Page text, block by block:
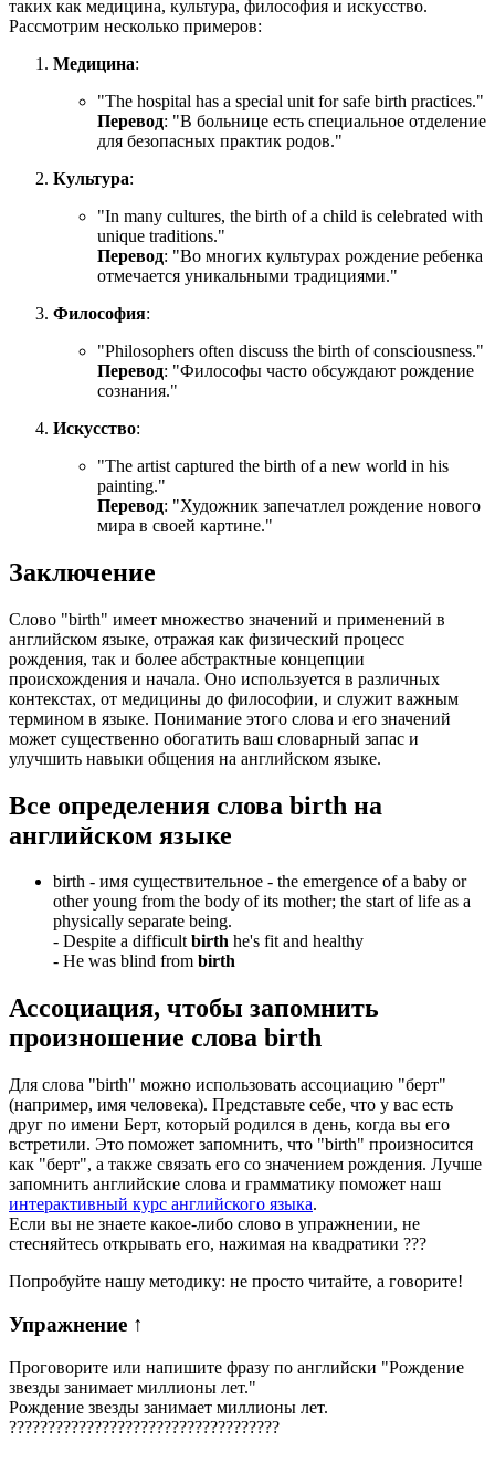
таких как медицина, культура, философия и искусство.
Рассмотрим несколько примеров:
Медицина:
"The hospital has a special unit for safe birth practices."
Перевод: "В больнице есть специальное отделение
для безопасных практик родов."
Культура:
"In many cultures, the birth of a child is celebrated with
unique traditions."
Перевод: "Во многих культурах рождение ребенка
отмечается уникальными традициями."
Философия:
"Philosophers often discuss the birth of consciousness."
Перевод: "Философы часто обсуждают рождение
сознания."
Искусство:
"The artist captured the birth of a new world in his
painting."
Перевод: "Художник запечатлел рождение нового
мира в своей картине."
Заключение
Слово "birth" имеет множество значений и применений в
английском языке, отражая как физический процесс
рождения, так и более абстрактные концепции
происхождения и начала. Оно используется в различных
контекстах, от медицины до философии, и служит важным
термином в языке. Понимание этого слова и его значений
может существенно обогатить ваш словарный запас и
улучшить навыки общения на английском языке.
Все определения слова birth на
английском языке
birth - имя существительное - the emergence of a baby or
other young from the body of its mother; the start of life as a
physically separate being.
- Despite a difficultbirth he's fit and healthy
- He was blind from birth
Ассоциация, чтобы запомнить
произношение слова birth
Для слова "birth" можно использовать ассоциацию "берт"
(например, имя человека). Представьте себе, что у вас есть
друг по имени Берт, который родился в день, когда вы его
встретили. Это поможет запомнить, что "birth" произносится
как "берт", а также связать его со значением рождения. Лучше
запомнить английские слова и грамматику поможет наш
интерактивный курс английского языка.
Если вы не знаете какое-либо слово в упражнении, не
стесняйтесь открывать его, нажимая на квадратики ???
Попробуйте нашу методику: не просто читайте, а говорите!
Упражнение ↑
Проговорите или напишите фразу по английски "Рождение
звезды занимает миллионы лет."
Рождение звезды занимает миллионы лет.
???????????????????????????????????